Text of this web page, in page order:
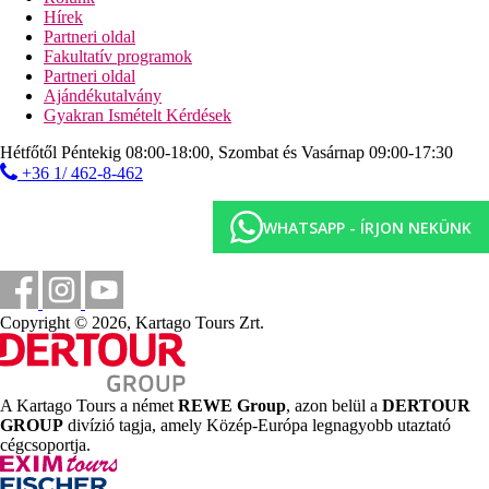
Pool-bár
Képgaléria
Hírek
Partneri oldal
Fakultatív programok
Partneri oldal
Ajándékutalvány
Gyakran Ismételt Kérdések
Hétfőtől Péntekig 08:00-18:00, Szombat és Vasárnap 09:00-17:30
+36 1/ 462-8-462
WHATSAPP - ÍRJON NEKÜNK
Copyright © 2026, Kartago Tours Zrt.
A Kartago Tours a német REWE Group, azon belül a DERTOUR
GROUP divízió tagja, amely Közép-Európa legnagyobb utaztató
cégcsoportja.